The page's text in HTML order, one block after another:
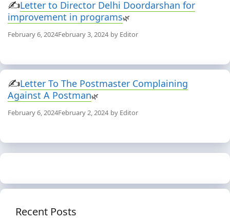
Letter to Director Delhi Doordarshan for
improvement in programs
February 6, 2024February 3, 2024 by Editor
Letter To The Postmaster Complaining
Against A Postman
February 6, 2024February 2, 2024 by Editor
Recent Posts